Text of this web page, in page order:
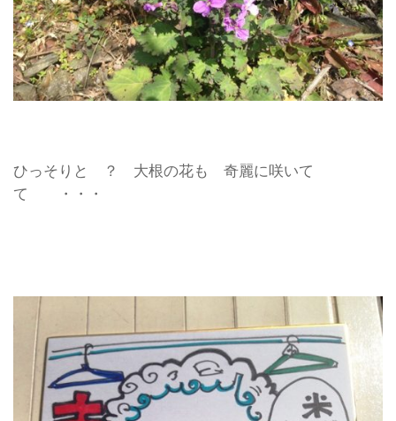
ひっそりと ？ 大根の花も 奇麗に咲いて
て ・・・